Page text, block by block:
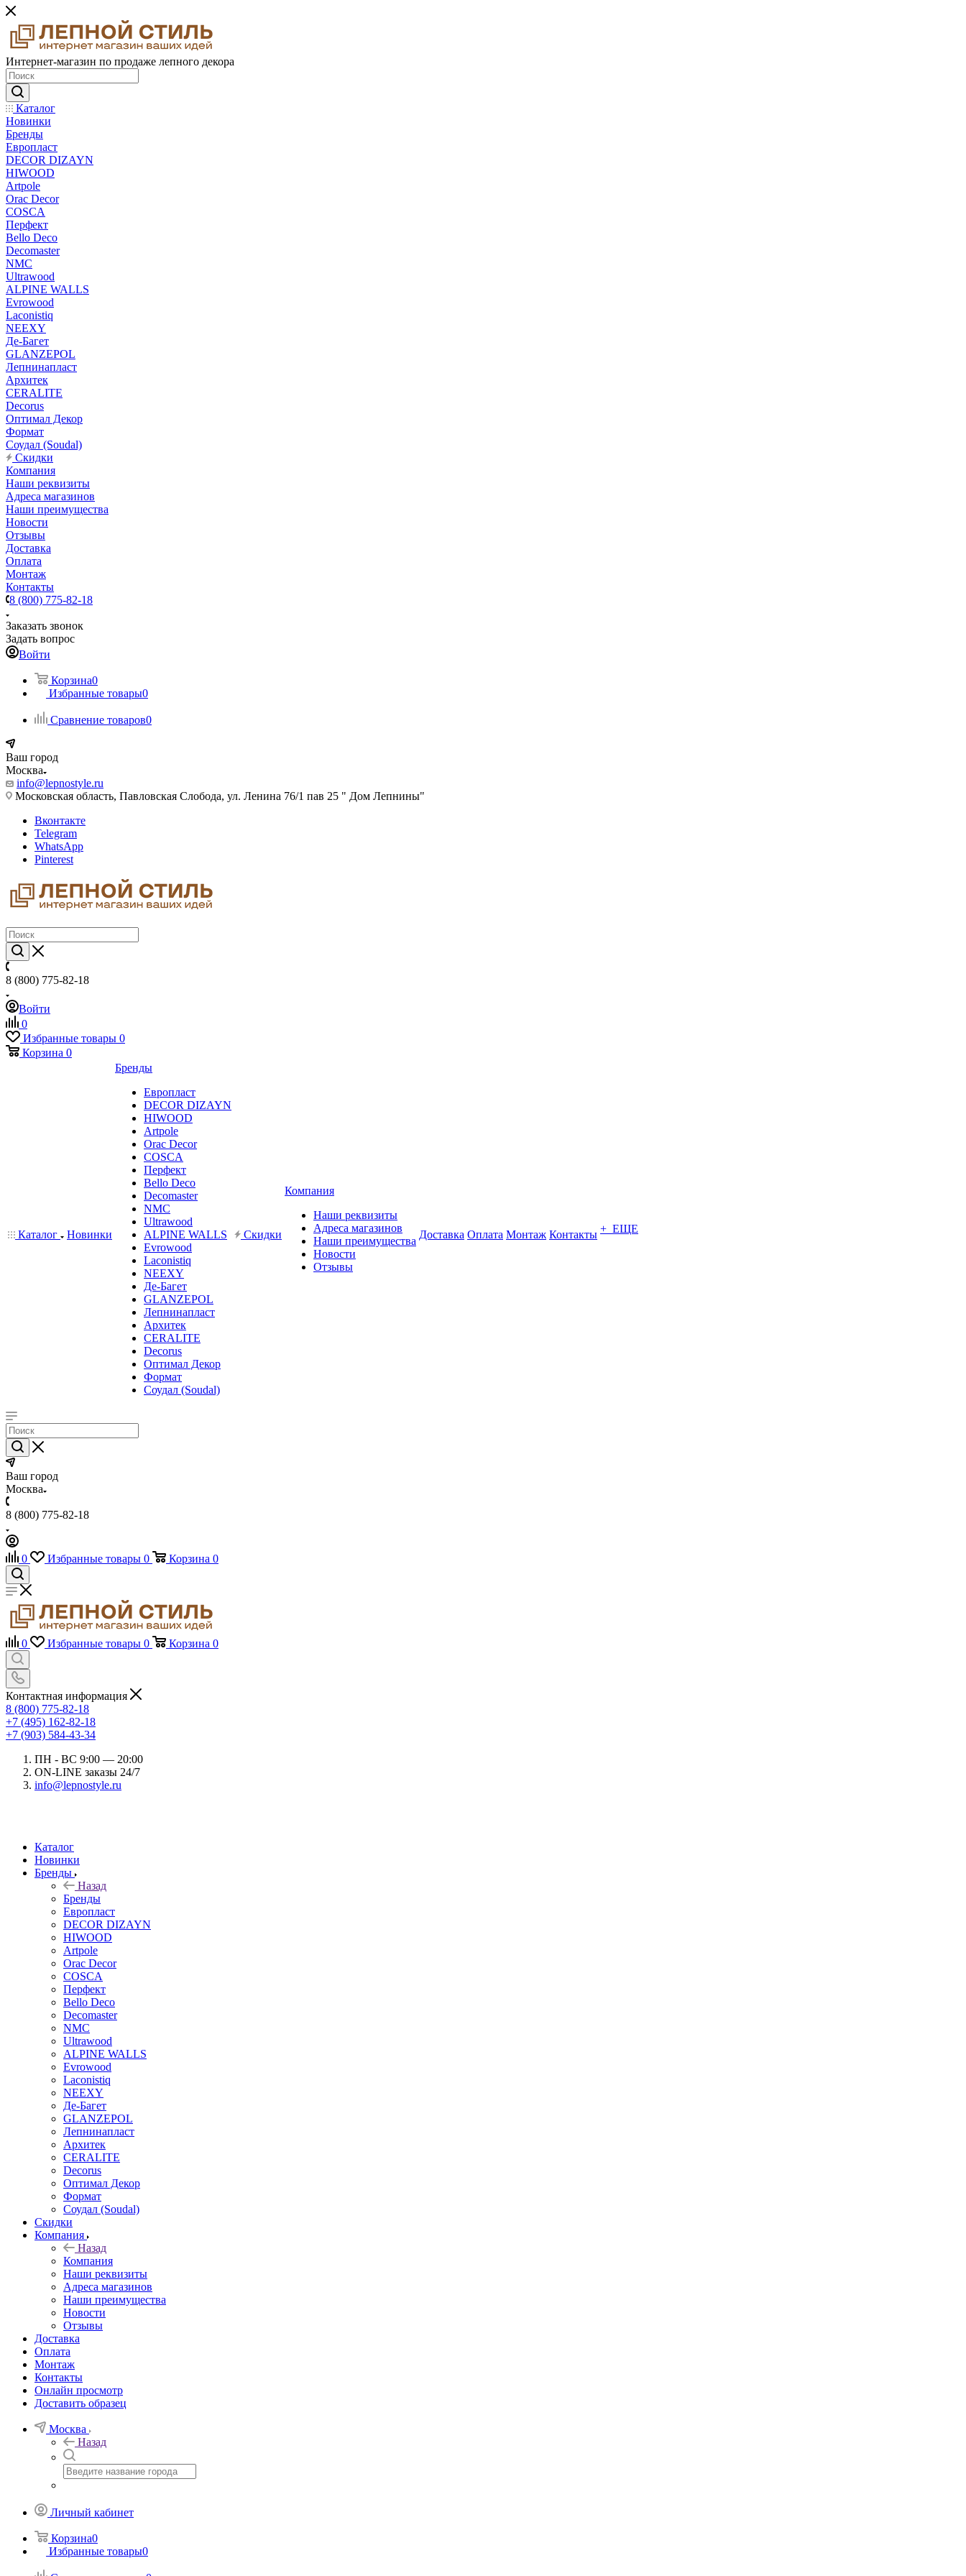
Интернет-магазин по продаже лепного декора
Каталог
Новинки
Бренды
Европласт
DECOR DIZAYN
HIWOOD
Artpole
Orac Decor
COSCA
Перфект
Bello Deco
Decomaster
NMС
Ultrawood
ALPINE WALLS
Evrowood
Laconistiq
NEEXY
Де-Багет
GLANZEPOL
Лепнинапласт
Архитек
CERALITE
Decorus
Оптимал Декор
Формат
Соудал (Soudal)
Скидки
Компания
Наши реквизиты
Адреса магазинов
Наши преимущества
Новости
Отзывы
Доставка
Оплата
Монтаж
Контакты
8 (800) 775-82-18
Заказать звонок
Задать вопрос
Войти
Корзина0
Избранные товары0
Сравнение товаров0
Ваш город
Москва
info@lepnostyle.ru
Московская область, Павловская Слобода, ул. Ленина 76/1 пав 25 " Дом Лепнины"
Вконтакте
Telegram
WhatsApp
Pinterest
8 (800) 775-82-18
Войти
0
Избранные товары 0
Корзина 0
Каталог Новинки
Бренды
Европласт
DECOR DIZAYN
HIWOOD
Artpole
Orac Decor
COSCA
Перфект
Bello Deco
Decomaster
NMС
Ultrawood
ALPINE WALLS
Evrowood
Laconistiq
NEEXY
Де-Багет
GLANZEPOL
Лепнинапласт
Архитек
CERALITE
Decorus
Оптимал Декор
Формат
Соудал (Soudal)
Скидки
Компания
Наши реквизиты
Адреса магазинов
Наши преимущества
Новости
Отзывы
Доставка Оплата Монтаж Контакты + ЕЩЕ
Ваш город
Москва
8 (800) 775-82-18
0 Избранные товары 0 Корзина 0
0 Избранные товары 0 Корзина 0
Контактная информация
8 (800) 775-82-18
+7 (495) 162-82-18
+7 (903) 584-43-34
ПН - ВС 9:00 — 20:00
ON-LINE заказы 24/7
info@lepnostyle.ru
Каталог
Новинки
Бренды
Назад
Бренды
Европласт
DECOR DIZAYN
HIWOOD
Artpole
Orac Decor
COSCA
Перфект
Bello Deco
Decomaster
NMС
Ultrawood
ALPINE WALLS
Evrowood
Laconistiq
NEEXY
Де-Багет
GLANZEPOL
Лепнинапласт
Архитек
CERALITE
Decorus
Оптимал Декор
Формат
Соудал (Soudal)
Скидки
Компания
Назад
Компания
Наши реквизиты
Адреса магазинов
Наши преимущества
Новости
Отзывы
Доставка
Оплата
Монтаж
Контакты
Онлайн просмотр
Доставить образец
Москва
Назад
Личный кабинет
Корзина0
Избранные товары0